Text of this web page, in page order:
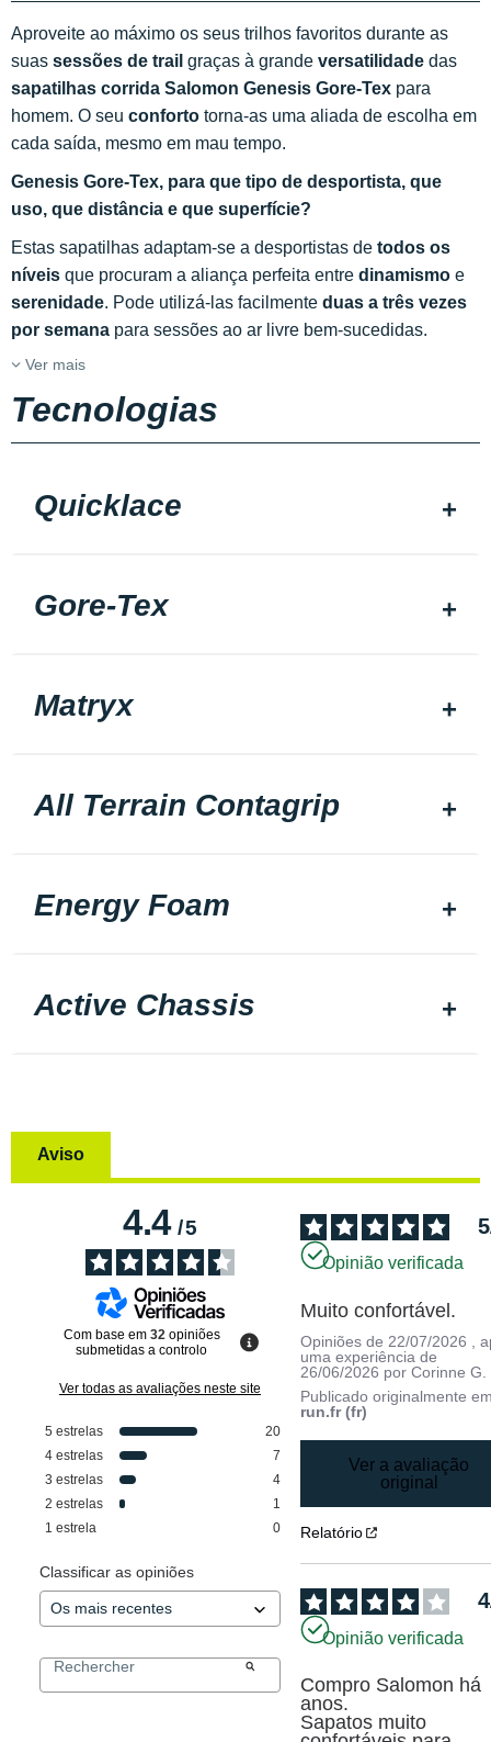
Aproveite ao máximo os seus trilhos favoritos durante as
suas sessões de trail graças à grande versatilidade das
sapatilhas corrida Salomon Genesis Gore-Tex para
homem. O seu conforto torna-as uma aliada de escolha em
cada saída, mesmo em mau tempo.
Genesis Gore-Tex, para que tipo de desportista, que
uso, que distância e que superfície?
Estas sapatilhas adaptam-se a desportistas de todos os
níveis que procuram a aliança perfeita entre dinamismo e
serenidade. Pode utilizá-las facilmente duas a três vezes
por semana para sessões ao ar livre bem-sucedidas.
Ver mais
Tecnologias
Quicklace
Gore-Tex
Matryx
All Terrain Contagrip
Energy Foam
Active Chassis
Aviso
4.4/5
Com base em 32 opiniões
submetidas a controlo
Ver todas as avaliações neste site
5 estrelas
20
4 estrelas
7
3 estrelas
4
2 estrelas
1
1 estrela 0
Classificar as opiniões
5
Opinião verificada
Muito confortável.
Opiniões de 22/07/2026
,
uma experiência de
26/06/2026 porCorinne G.
Publicado originalmente
run.fr (fr)
Ver a avaliação
original
Relatório
4
Opinião verificada
Compro Salomon há
anos.
Sapatos muito